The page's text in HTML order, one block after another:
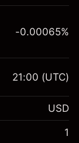
$1,000.00
-0.00065%
21:00 (UTC)
USD
1